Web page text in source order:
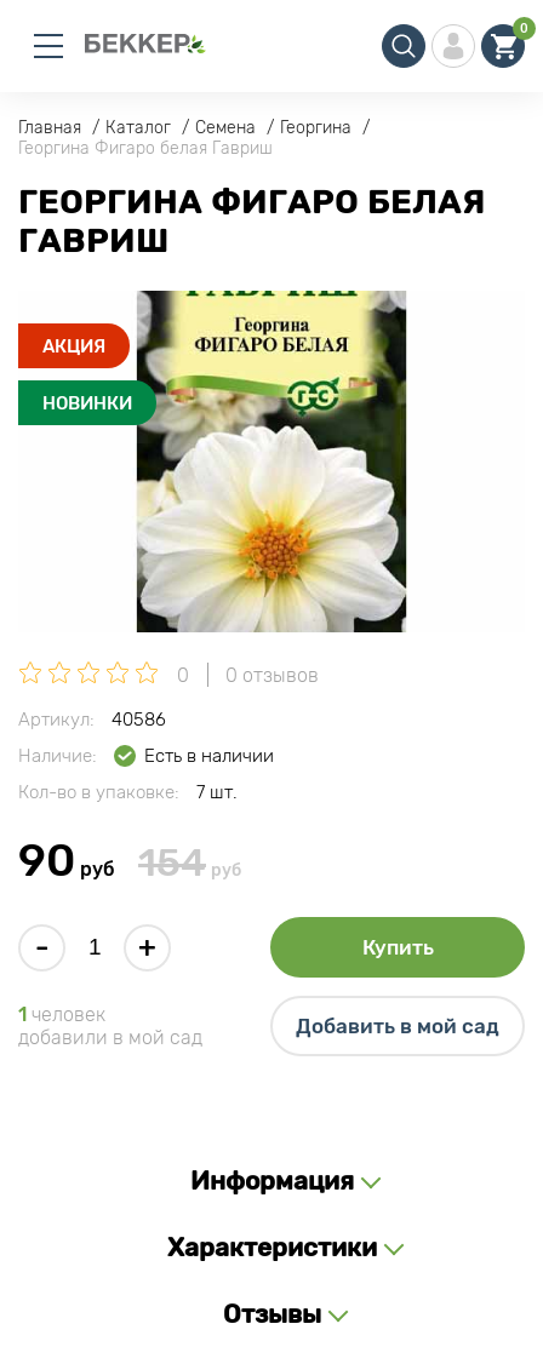
0
Главная Каталог Семена
Георгина
Георгина Фигаро белая Гавриш
ГЕОРГИНА ФИГАРО БЕЛАЯ
ГАВРИШ
АКЦИЯ
НОВИНКИ
0 0 отзывов
Артикул:
40586
Наличие:
Есть в наличии
Кол-во в упаковке:
7 шт.
90 руб 154 руб
- + Купить
1 человек
добавили в мой сад
Добавить в мой сад
Информация
Характеристики
Отзывы